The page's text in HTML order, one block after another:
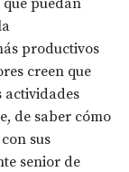
productivos
creen que
actividades
de saber cómo
sus
senior de